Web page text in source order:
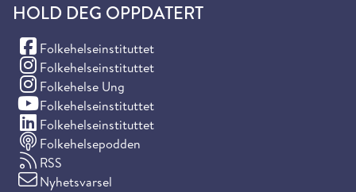
HOLD DEG OPPDATERT
Folkehelseinstituttet
(Facebook)
Folkehelseinstituttet
(Instagram)
Folkehelse Ung
(Instagram)
Folkehelseinstituttet
(YouTube)
Folkehelseinstituttet
(LinkedIn)
Folkehelsepodden
RSS
Nyhetsvarsel